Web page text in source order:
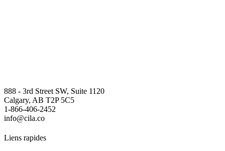
888 - 3rd Street SW, Suite 1120
Calgary, AB T2P 5C5
1-866-406-2452
info@cila.co
Liens rapides